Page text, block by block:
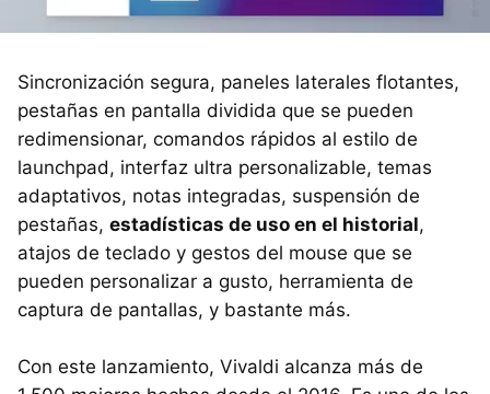
Sincronización segura, paneles laterales flotantes,
pestañas en pantalla dividida que se pueden
redimensionar, comandos rápidos al estilo de
launchpad, interfaz ultra personalizable, temas
adaptativos, notas integradas, suspensión de
pestañas, estadísticas de uso en el historial,
atajos de teclado y gestos del mouse que se
pueden personalizar a gusto, herramienta de
captura de pantallas, y bastante más.
Con este lanzamiento, Vivaldi alcanza más de